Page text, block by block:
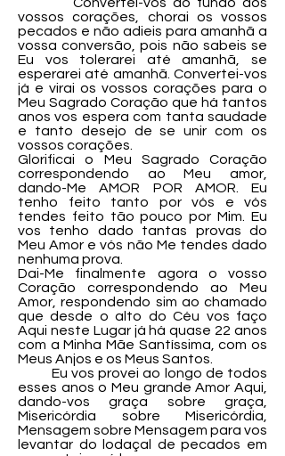
vossos corações, chorai os vossos
pecados e não adieis para amanhã a
vossa conversão, pois não sabeis se
Eu vos tolerarei até amanhã, se
esperarei até amanhã. Convertei-vos
já e virai os vossos corações para o
Meu Sagrado Coração que há tantos
anos vos espera com tanta saudade
e tanto desejo de se unir com os
vossos corações.
Glorificai o Meu Sagrado Coração
correspondendo ao Meu amor,
dando-Me AMOR POR AMOR. Eu
tenho feito tanto por vós e vós
tendes feito tão pouco por Mim. Eu
vos tenho dado tantas provas do
Meu Amor e vós não Me tendes dado
nenhuma prova.
Dai-Me finalmente agora o vosso
Coração correspondendo ao Meu
Amor, respondendo sim ao chamado
que desde o alto do Céu vos faço
Aqui neste Lugar já há quase 22 anos
com a Minha Mãe Santíssima, com os
Meus Anjos e os Meus Santos.
Eu vos provei ao longo de todos
esses anos o Meu grande Amor Aqui,
dando-vos graça sobre graça,
Misericórdia sobre Misericórdia,
Mensagem sobre Mensagem para vos
levantar do lodaçal de pecados em